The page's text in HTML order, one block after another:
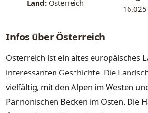
Land: Österreich
Infos über Österreich
Österreich ist ein altes europäisches
interessanten Geschichte. Die
vielfältig, mit den Alpen im Westen
Pannonischen Becken im Osten. Die